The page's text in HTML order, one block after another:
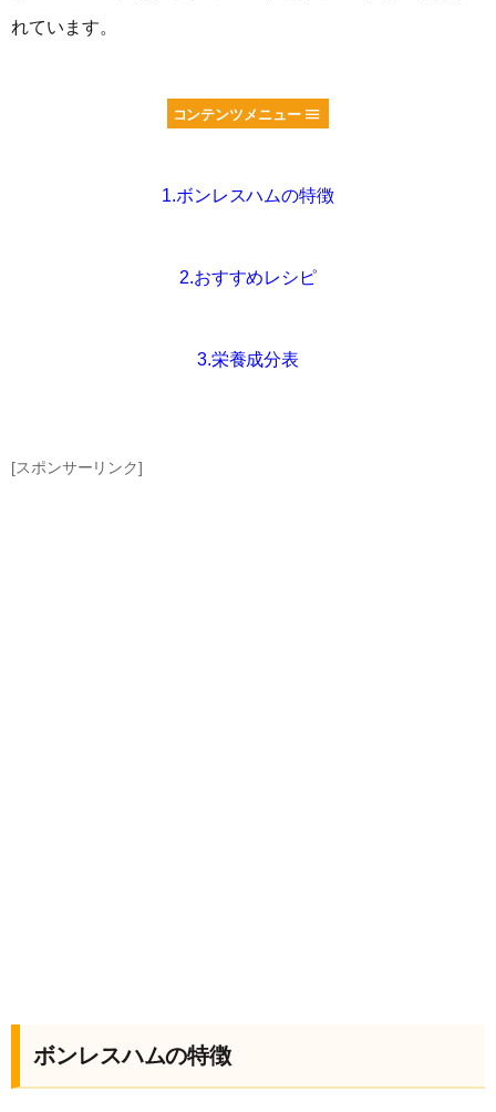
れています。
コンテンツメニュー
1.ボンレスハムの特徴
2.おすすめレシピ
3.栄養成分表
[スポンサーリンク]
ボンレスハムの特徴